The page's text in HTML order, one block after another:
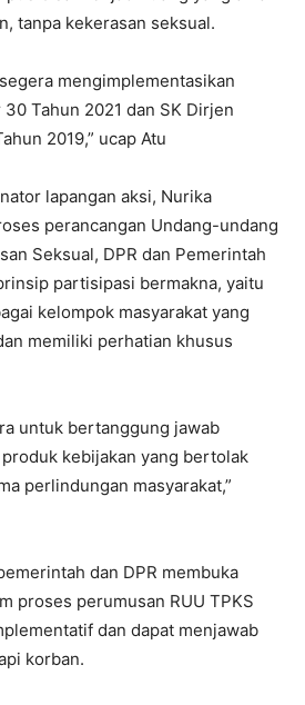
tanpa kekerasan seksual.
mengimplementasikan
Tahun 2021 dan SK Dirjen
2019,” ucap Atu
lapangan aksi, Nurika
perancangan Undang-undang
Seksual, DPR dan Pemerintah
partisipasi bermakna, yaitu
kelompok masyarakat yang
memiliki perhatian khusus
untuk bertanggung jawab
kebijakan yang bertolak
perlindungan masyarakat,”
dan DPR membuka
proses perumusan RUU TPKS
dan dapat menjawab
korban.